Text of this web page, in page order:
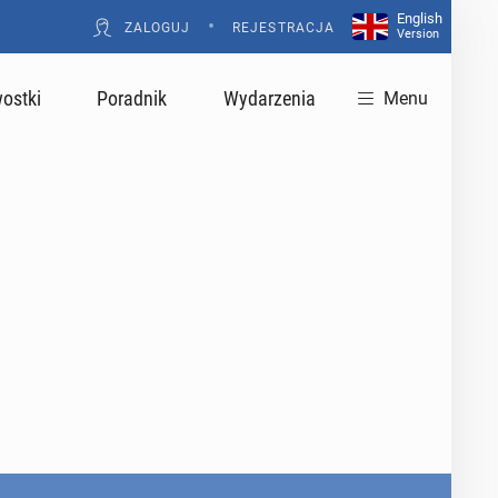
ZALOGUJ • REJESTRACJA
English
Version
Poradnik Wydarzenia Menu